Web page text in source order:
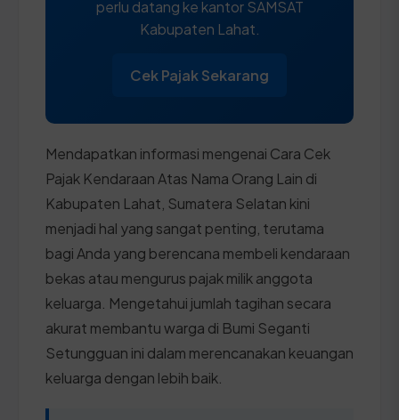
perlu datang ke kantor SAMSAT
Kabupaten Lahat.
Cek Pajak Sekarang
Mendapatkan informasi mengenai Cara Cek
Pajak Kendaraan Atas Nama Orang Lain di
Kabupaten Lahat, Sumatera Selatan kini
menjadi hal yang sangat penting, terutama
bagi Anda yang berencana membeli kendaraan
bekas atau mengurus pajak milik anggota
keluarga. Mengetahui jumlah tagihan secara
akurat membantu warga di Bumi Seganti
Setungguan ini dalam merencanakan keuangan
keluarga dengan lebih baik.